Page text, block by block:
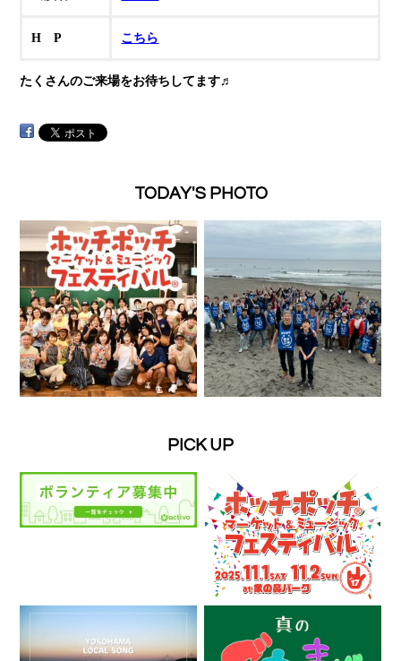
H P こちら
たくさんのご来場をお待ちしてます♬
TODAY'S PHOTO
PICK UP